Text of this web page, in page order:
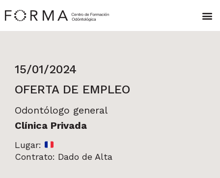
15/01/2024
OFERTA DE EMPLEO
Odontólogo general
Clínica Privada
Lugar:
Contrato: Dado de Alta